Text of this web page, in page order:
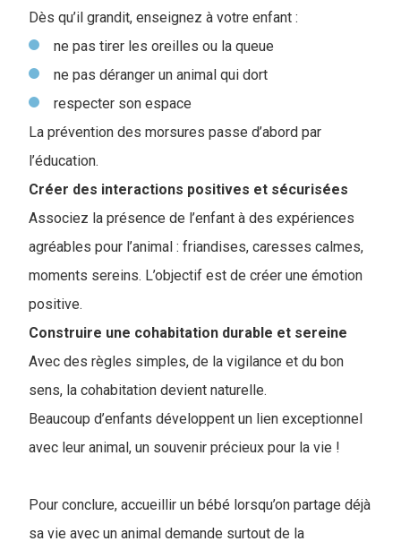
Dès qu’il grandit, enseignez à votre enfant :
ne pas tirer les oreilles ou la queue
ne pas déranger un animal qui dort
respecter son espace
La prévention des morsures passe d’abord par
l’éducation.
Créer des interactions positives et sécurisées
Associez la présence de l’enfant à des expériences
agréables pour l’animal : friandises, caresses calmes,
moments sereins. L’objectif est de créer une émotion
positive.
Construire une cohabitation durable et sereine
Avec des règles simples, de la vigilance et du bon
sens, la cohabitation devient naturelle.
Beaucoup d’enfants développent un lien exceptionnel
avec leur animal, un souvenir précieux pour la vie !
Pour conclure, accueillir un bébé lorsqu’on partage déjà
sa vie avec un animal demande surtout de la